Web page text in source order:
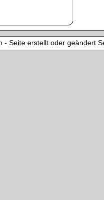
- Seite erstellt oder geändert